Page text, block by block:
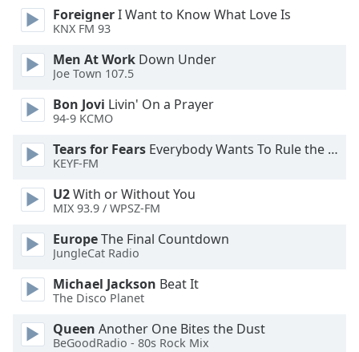
Area
Background
Font
Style
Font
Family
ForeignerI Want to Know What Love Is
KNX FM 93
Men At Work Down Under
Joe Town 107.5
Bon Jovi Livin' On a Prayer
94-9 KCMO
Tears for Fears Everybody Wants To Rule the World
KEYF-FM
U2With or Without You
MIX 93.9 / WPSZ-FM
EuropeThe Final Countdown
JungleCat Radio
Michael Jackson Beat It
The Disco Planet
Queen Another One Bites the Dust
BeGoodRadio - 80s Rock Mix